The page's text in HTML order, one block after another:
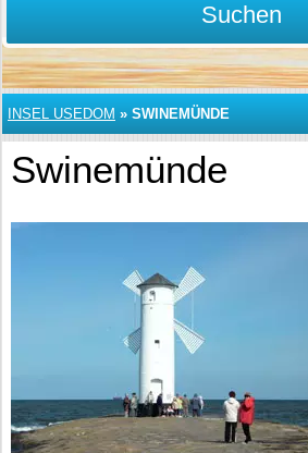
Suchen
INSEL USEDOM » SWINEMÜNDE
Swinemünde